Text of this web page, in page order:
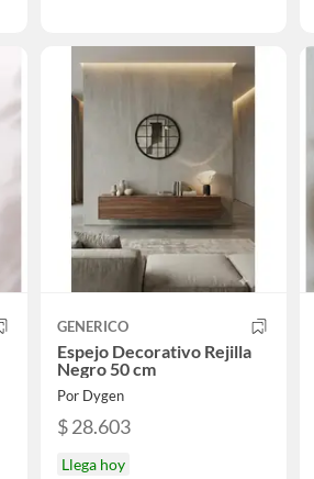
GENERICO
Espejo Decorativo Rejilla
Negro 50 cm
Por Dygen
$ 28.603
Llega hoy